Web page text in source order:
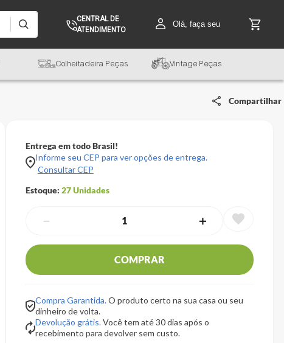
CENTRAL DE
ATENDIMENTO
Olá, faça seu
Colheitadeira Peças Vintage Peças
Compartilhar
Entrega em todo Brasil!
Informe seu CEP para ver opções de entrega.
Consultar CEP
Estoque: 27Unidades
＋
－
COMPRAR
Compra Garantida.O produto certo na sua casa ou seu
dinheiro de volta.
Devolução grátis.Você tem até 30 dias após o
recebimento para devolver sem custo.